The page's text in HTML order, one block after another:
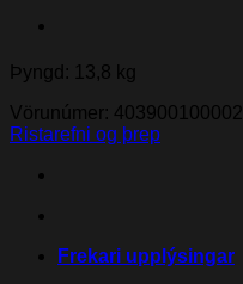
Þyngd: 13,8 kg
Vörunúmer: 403900100002
Ristarefni og þrep
Frekari upplýsingar